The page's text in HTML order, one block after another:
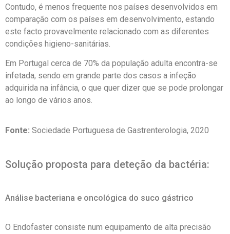
Contudo, é menos frequente nos países desenvolvidos em
comparação com os países em desenvolvimento, estando
este facto provavelmente relacionado com as diferentes
condições higieno-sanitárias.
Em Portugal cerca de 70% da população adulta encontra-se
infetada, sendo em grande parte dos casos a infeção
adquirida na infância, o que quer dizer que se pode prolongar
ao longo de vários anos.
Fonte: Sociedade Portuguesa de Gastrenterologia, 2020
Solução proposta para deteção da bactéria:
Análise bacteriana e oncológica do suco gástrico
O Endofaster consiste num equipamento de alta precisão